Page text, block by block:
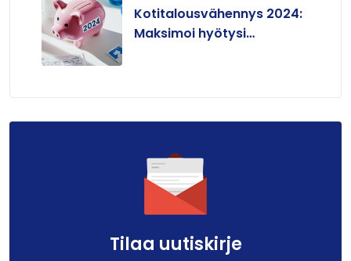
Kotitalousvähennys 2024:
Maksimoi hyötysi
Tilaa uutiskirje